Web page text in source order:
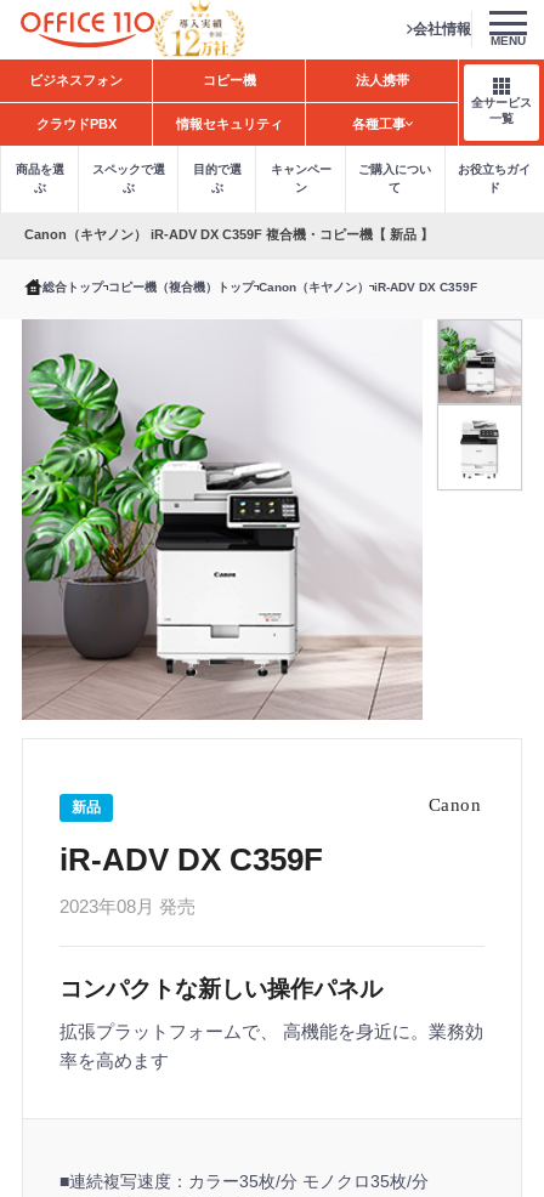
H
o
会社情報
MENU
ビジネスフォン コピー機 法人携帯
クラウドPBX 情報セキュリティ 各種工事
全サービス
一覧
商品を選
ぶ
スペックで選
ぶ
目的で選
ぶ
キャンペー
ン
ご購入につい
て
お役立ちガイ
ド
Canon（キヤノン） iR-ADV DX C359F 複合機・コピー機【 新品 】
総合トップ コピー機（複合機）トップ Canon（キヤノン） iR-ADV DX C359F
iR-ADV DX C359F
2023年08月 発売
新品
コンパクトな新しい操作パネル
拡張プラットフォームで、 高機能を身近に。業務効
率を高めます
■連続複写速度：カラー35枚/分 モノクロ35枚/分